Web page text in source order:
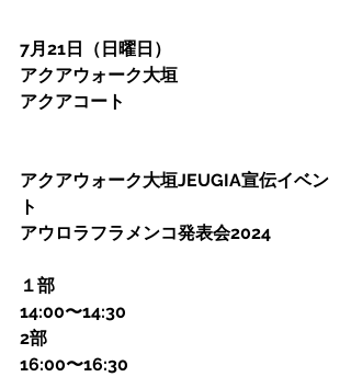
7月21日（日曜日）
アクアウォーク大垣
アクアコート
アクアウォーク大垣JEUGIA宣伝イベン
ト
アウロラフラメンコ発表会2024
１部
14:00〜14:30
2部
16:00〜16:30